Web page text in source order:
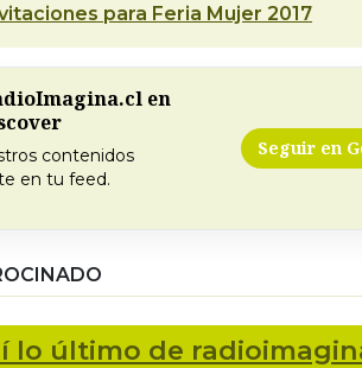
para Feria Mujer 2017
en
contenidos
en tu feed.
Seguir en
lo último de